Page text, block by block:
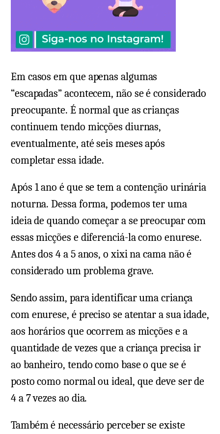
Em casos em que apenas algumas
“escapadas” acontecem, não se é considerado
preocupante. É normal que as crianças
continuem tendo micções diurnas,
eventualmente, até seis meses após
completar essa idade.
Após 1 ano é que se tem a contenção urinária
noturna. Dessa forma, podemos ter uma
ideia de quando começar a se preocupar com
essas micções e diferenciá-la como enurese.
Antes dos 4 a 5 anos, o xixi na cama não é
considerado um problema grave.
Sendo assim, para identificar uma criança
com enurese, é preciso se atentar a sua idade,
aos horários que ocorrem as micções e a
quantidade de vezes que a criança precisa ir
ao banheiro, tendo como base o que se é
posto como normal ou ideal, que deve ser de
4 a 7 vezes ao dia.
Também é necessário perceber se existe